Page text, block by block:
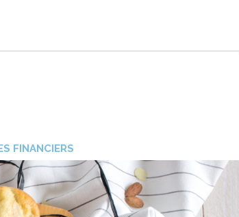
FINANCIERS